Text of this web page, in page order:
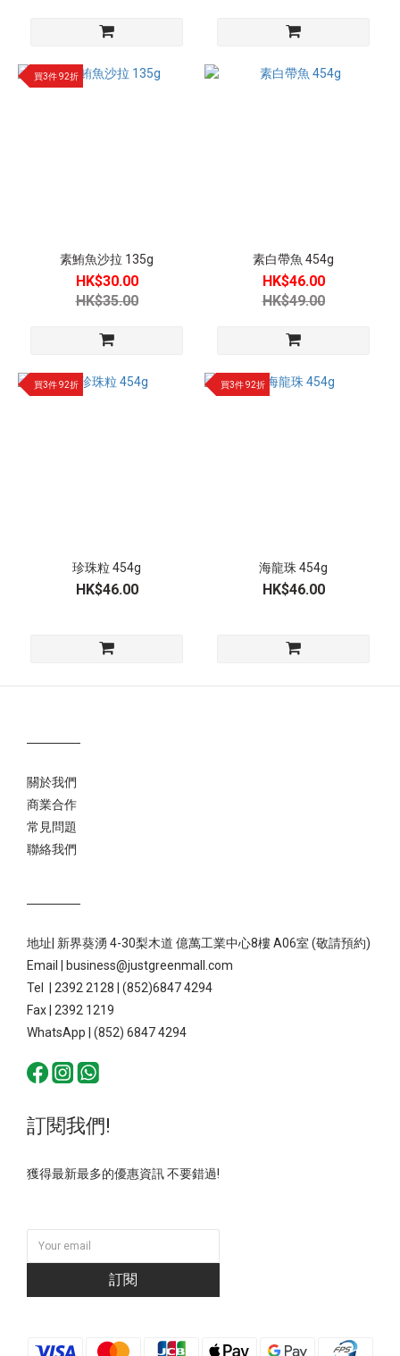
買3件 92折
素鮪魚沙拉 135g
HK$30.00
HK$35.00
素白帶魚 454g
HK$46.00
HK$49.00
買3件 92折
珍珠粒 454g
HK$46.00
買3件 92折
海龍珠 454g
HK$46.00
關於我們
商業合作
常見問題
聯絡我們
地址| 新界葵湧 4-30梨木道 億萬工業中心8樓 A06室 (敬請預約)
Email | business@justgreenmall.com
Tel | 2392 2128 | (852)6847 4294
Fax | 2392 1219
WhatsApp | (852) 6847 4294
訂閱我們!
獲得最新最多的優惠資訊 不要錯過!
訂閱